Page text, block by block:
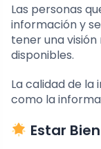
Las personas
información y
tener una
disponibles.
La calidad de
como la
Estar